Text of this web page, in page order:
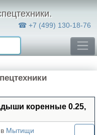
☎ +7 (499) 130-18-76
коренные 0.25,
Мытищи